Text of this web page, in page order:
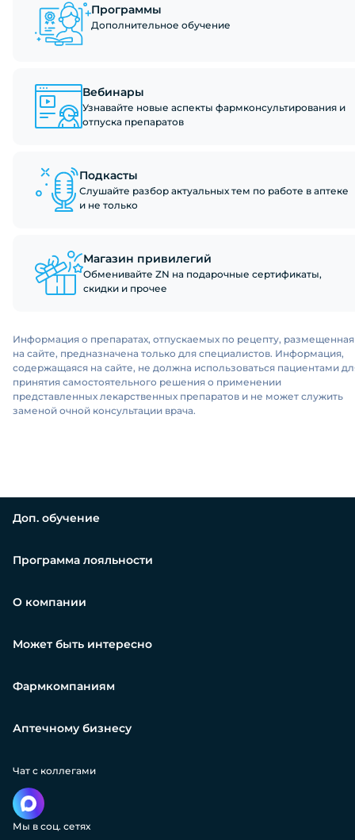
Программы
Дополнительное обучение
Вебинары
Узнавайте новые аспекты фармконсультирования и
отпуска препаратов
Подкасты
Слушайте разбор актуальных тем по работе в аптеке
и не только
Магазин привилегий
Обменивайте ZN на подарочные сертификаты,
скидки и прочее
Информация о препаратах, отпускаемых по рецепту, размещенная
на сайте, предназначена только для специалистов. Информация,
содержащаяся на сайте, не должна использоваться пациентами
принятия самостоятельного решения о применении
представленных лекарственных препаратов и не может служить
заменой очной консультации врача.
Доп. обучение
Программа лояльности
О компании
Может быть интересно
Фармкомпаниям
Аптечному бизнесу
Чат с коллегами
Мы в соц. сетях